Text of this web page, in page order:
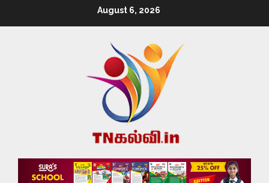
August 6, 2026